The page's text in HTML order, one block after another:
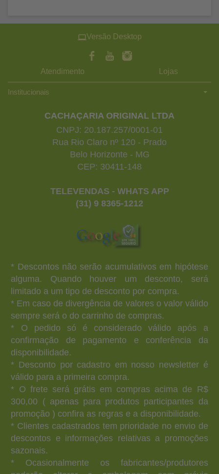
Versão Desktop
Atendimento Lojas
Institucionais
CACHAÇARIA ORIGINAL LTDA
CNPJ: 20.187.257/0001-01
Rua Rio Claro nº 120 - Prado
Belo Horizonte - MG
CEP: 30411-148
TELEVENDAS - WHATS APP
(31) 9 8365-1212
* Descontos não serão acumulativos em hipótese
alguma. Quando houver um desconto, será
limitado a um tipo de desconto por compra.
* Em caso de divergência de valores o valor válido
sempre será o do carrinho de compras.
* O pedido só é considerado válido após a
confirmação de pagamento e conferência da
disponibilidade.
* Desconto por cadastro em nosso newsletter é
válido para a primeira compra.
* O frete será grátis em compras acima de R$
300,00 ( apenas para produtos participantes da
promoção ) confira as regras e a disponibilidade.
* Clientes cadastrados tem prioridade no envio de
descontos e informações relativas a promoções
sazonais.
* Ocasionalmente os fabricantes/produtores